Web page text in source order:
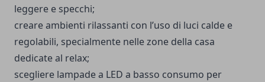
leggere e specchi;
creare ambienti rilassanti con l’uso di luci calde e
regolabili, specialmente nelle zone della casa
dedicate al relax;
scegliere lampade a LED a basso consumo per